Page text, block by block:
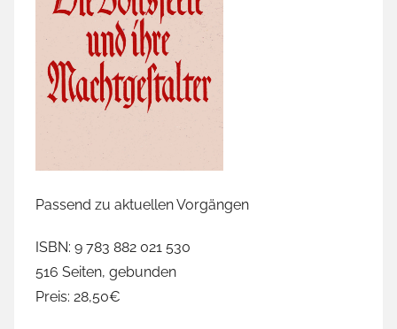
Passend zu aktuellen Vorgängen
ISBN: 9 783 882 021 530
516 Seiten, gebunden
Preis: 28,50€